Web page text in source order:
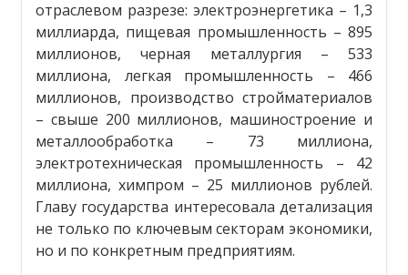
отраслевом разрезе: электроэнергетика – 1,3
миллиарда, пищевая промышленность – 895
миллионов, черная металлургия – 533
миллиона, легкая промышленность – 466
миллионов, производство стройматериалов
– свыше 200 миллионов, машиностроение и
металлообработка – 73 миллиона,
электротехническая промышленность – 42
миллиона, химпром – 25 миллионов рублей.
Главу государства интересовала детализация
не только по ключевым секторам экономики,
но и по конкретным предприятиям.